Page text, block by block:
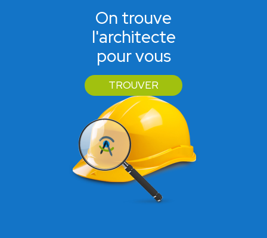
On trouve
l'architecte
pour vous
TROUVER